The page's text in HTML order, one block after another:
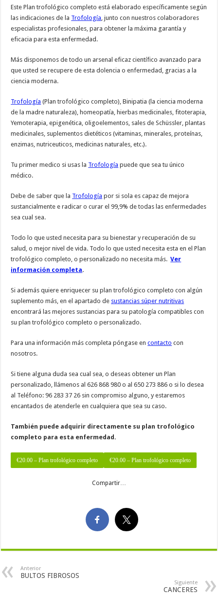
Este Plan trofológico completo está elaborado específicamente según
las indicaciones de la Trofología , junto con nuestros colaboradores
especialistas profesionales, para obtener la máxima garantía y
eficacia para esta enfermedad.
Más disponemos de todo un arsenal eficaz científico avanzado para
que usted se recupere de esta dolencia o enfermedad, gracias a la
ciencia moderna.
Trofología (Plan trofológico completo), Binipatia (la ciencia moderna
de la madre naturaleza), homeopatía, hierbas medicinales, fitoterapia,
Yemoterapia, epigenética, oligoelementos, sales de Schüssler, plantas
medicinales, suplementos dietéticos (vitaminas, minerales, proteínas,
enzimas, nutriceuticos, medicinas naturales, etc.).
Tu primer medico si usas la Trofología puede que sea tu único
médico.
Debe de saber que la Trofología por si sola es capaz de mejora
sustancialmente e radicar o curar el 99,9% de todas las enfermedades
sea cual sea.
Todo lo que usted necesita para su bienestar y recuperación de su
salud, o mejor nivel de vida. Todo lo que usted necesita esta en el Plan
trofológico completo, o personalizado no necesita más.Ver
información completa.
Si además quiere enriquecer su plan trofológico completo con algún
suplemento más, en el apartado de sustancias súper nutritivas
encontrará las mejores sustancias para su patología compatibles con
su plan trofológico completo o personalizado.
Para una información más completa póngase encontacto con
nosotros.
Si tiene alguna duda sea cual sea, o deseas obtener un Plan
personalizado, llámenos al 626 868 980 o al 650 273 886 o si lo desea
al Teléfono: 96 283 37 26 sin compromiso alguno, y estaremos
encantados de atenderle en cualquiera que sea su caso.
También puede adquirir directamente su plan trofológico
completo para esta enfermedad.
€20.00 – Plan trofológico completo
Compartir…
Anterior
BULTOS FIBROSOS
Siguiente
CANCERES